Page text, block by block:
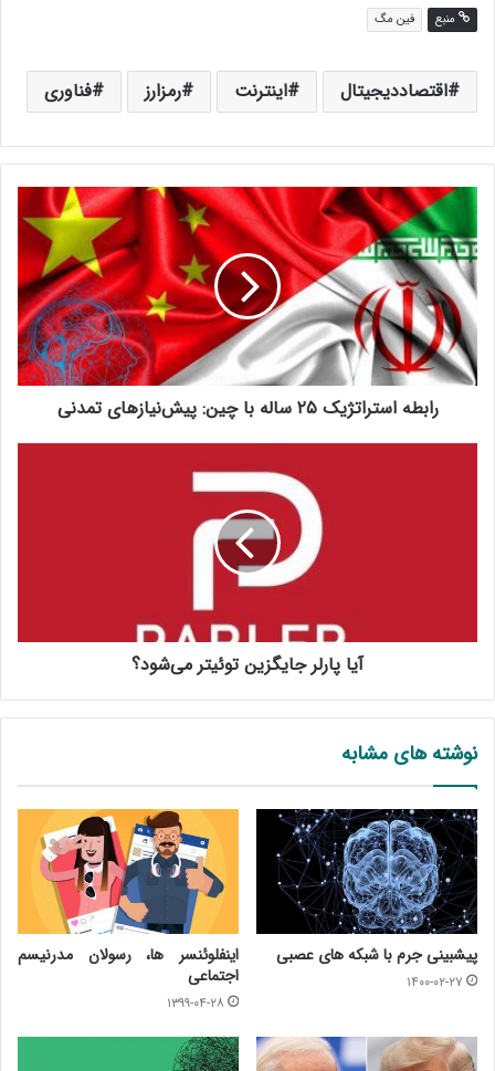
منبع فین مگ
اقتصاددیجیتال اینترنت رمزارز فناوری
رابطه‌‌ استراتژیک ۲۵ ساله با چین: پیش‌نیاز‌های تمدنی
آیا پارلر جایگزین توئیتر می‌شود؟
نوشته های مشابه
پیشبینی جرم با شبکه های عصبی
۱۴۰۰-۰۲-۲۷
اینفلوئنسر ها، رسولان مدرنیسم
اجتماعی
۱۳۹۹-۰۴-۲۸